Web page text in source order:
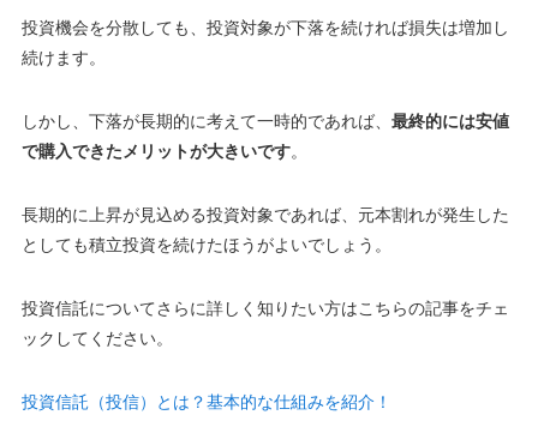
投資機会を分散しても、投資対象が下落を続ければ損失は増加し
続けます。
しかし、下落が長期的に考えて一時的であれば、 最終的には安値
で購入できたメリットが大きいです。
長期的に上昇が見込める投資対象であれば、元本割れが発生した
としても積立投資を続けたほうがよいでしょう。
投資信託についてさらに詳しく知りたい方はこちらの記事をチェ
ックしてください。
投資信託（投信）とは？基本的な仕組みを紹介！